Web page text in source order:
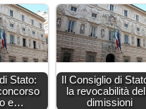
Stato:
e…
Il Consiglio di
la revocabilità
dimissioni